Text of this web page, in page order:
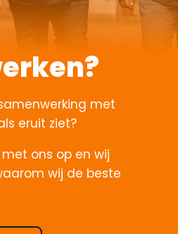
met
eruit ziet?
ons op en wij
wij de beste